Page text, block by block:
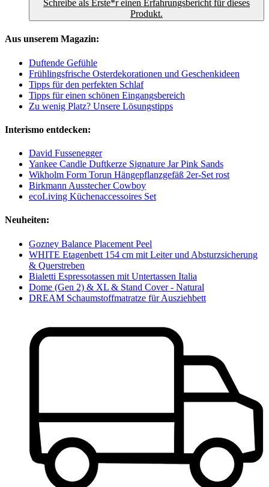
Schreibe als Erste*r einen Erfahrungsbericht für dieses
Produkt.
Aus unserem Magazin:
Duftende Gefühle
Frühlingsfrische Osterdekorationen und Geschenkideen
Tipps für den perfekten Schlaf
Tipps für einen schönen Eingangsbereich
Zu wenig Platz? Unsere Lösungstipps
Interismo entdecken:
David Fussenegger
Yankee Candle Duftkerze Signature Jar Pink Sands
Wikholm Form Torun Hängepflanzgefäß 2er-Set rost
Birkmann Ausstecher Cowboy
ecoLiving Küchenaccessoires Set
Neuheiten:
Gozney Balance Placement Peel
WHITE Etagenbett 154 cm mit Leiter und Absturzsicherung
& Querstreben
Bialetti Espressotassen mit Untertassen Italia
Dome (Gen 2) & XL & Stand Cover - Natural
DREAM Schaumstoffmatratze für Ausziehbett